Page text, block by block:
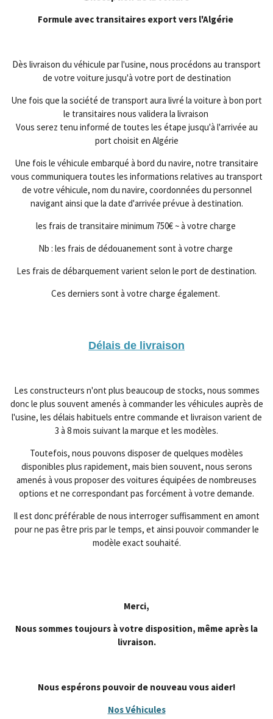
Formule avec transitaires export vers l'Algérie
Dès livraison du véhicule par l'usine, nous procédons au transport
de votre voiture jusqu'à votre port de destination
Une fois que la société de transport aura livré la voiture à bon port
le transitaires nous validera la livraison
Vous serez tenu informé de toutes les étape jusqu'à l'arrivée au
port choisit en Algérie
Une fois le véhicule embarqué à bord du navire, notre transitaire
vous communiquera toutes les informations relatives au transport
de votre véhicule, nom du navire, coordonnées du personnel
navigant ainsi que la date d'arrivée prévue à destination.
les frais de transitaire minimum 750€ ~ à votre charge
Nb : les frais de dédouanement sont à votre charge
Les frais de débarquement varient selon le port de destination.
Ces derniers sont à votre charge également.
Délais de livraison
Les constructeurs n'ont plus beaucoup de stocks, nous sommes
donc le plus souvent amenés à commander les véhicules auprès de
l'usine, les délais habituels entre commande et livraison varient de
3 à 8 mois suivant la marque et les modèles.
Toutefois, nous pouvons disposer de quelques modèles
disponibles plus rapidement, mais bien souvent, nous serons
amenés à vous proposer des voitures équipées de nombreuses
options et ne correspondant pas forcément à votre demande.
Il est donc préférable de nous interroger suffisamment en amont
pour ne pas être pris par le temps, et ainsi pouvoir commander le
modèle exact souhaité.
Merci,
Nous sommes toujours à votre disposition, même après la
livraison.
Nous espérons pouvoir de nouveau vous aider!
Nos Véhicules